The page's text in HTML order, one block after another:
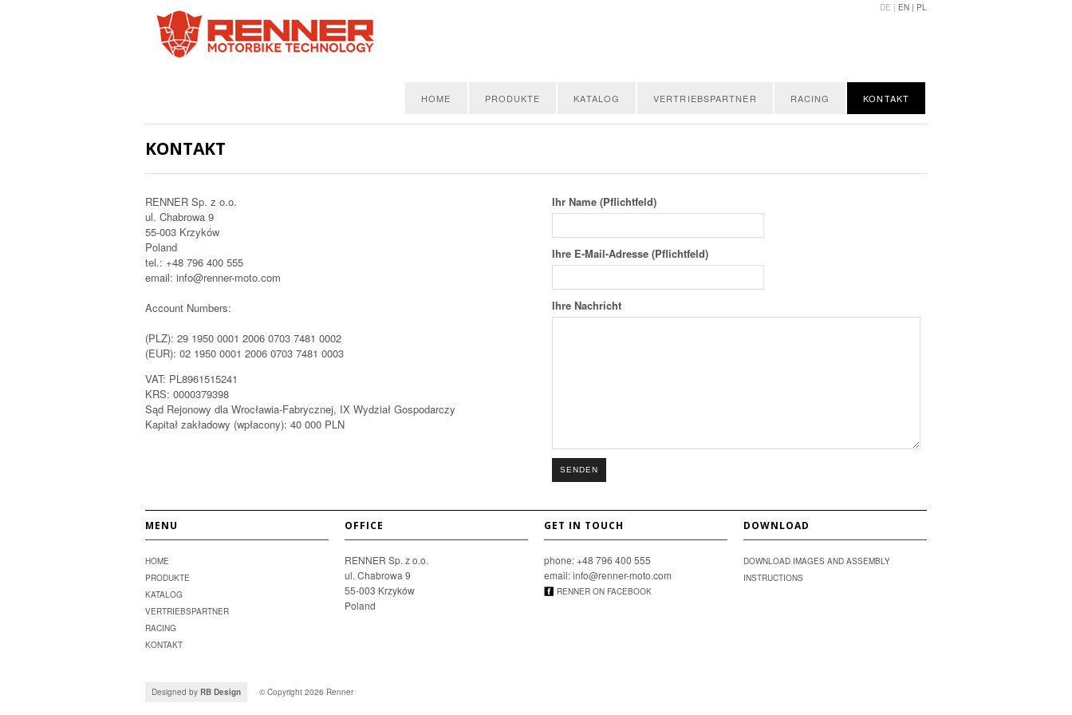
HOME PRODUKTE KATALOG VERTRIEBSPARTNER RACING KONTAKT
KONTAKT
RENNER Sp. z o.o.
ul. Chabrowa 9
55-003 Krzyków
Poland
tel.: +48 796 400 555
email: info@renner-moto.com
Account Numbers:
(PLZ): 29 1950 0001 2006 0703 7481 0002
(EUR): 02 1950 0001 2006 0703 7481 0003
VAT: PL8961515241
KRS: 0000379398
Sąd Rejonowy dla Wrocławia-Fabrycznej, IX Wydział Gospodarczy
Kapitał zakładowy (wpłacony): 40 000 PLN
Ihr Name (Pflichtfeld)
Ihre E-Mail-Adresse (Pflichtfeld)
Ihre Nachricht
MENU
HOME
PRODUKTE
KATALOG
VERTRIEBSPARTNER
RACING
KONTAKT
OFFICE
RENNER Sp. z o.o.
ul. Chabrowa 9
55-003 Krzyków
Poland
GET IN TOUCH
phone: +48 796 400 555
email: info@renner-moto.com
RENNER ON FACEBOOK
DOWNLOAD
DOWNLOAD IMAGES AND ASSEMBLY
INSTRUCTIONS
Designed by RB Design © Copyright 2026 Renner
DE | EN | PL